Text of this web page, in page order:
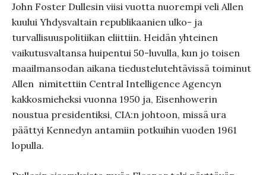
John Foster Dullesin viisi vuotta nuorempi veli Allen
kuului Yhdysvaltain republikaanien ulko- ja
turvallisuuspolitiikan eliittiin. Heidän yhteinen
vaikutusvaltansa huipentui 50-luvulla, kun jo toisen
maailmansodan aikana tiedustelutehtävissä toiminut
Allen nimitettiin Central Intelligence Agencyn
kakkosmieheksi vuonna 1950 ja, Eisenhowerin
noustua presidentiksi, CIA:n johtoon, missä ura
päättyi Kennedyn antamiin potkuihin vuoden 1961
lopulla.